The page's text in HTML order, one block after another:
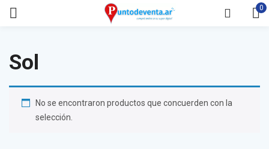
0
Sol
No se encontraron productos que concuerden con la
selección.